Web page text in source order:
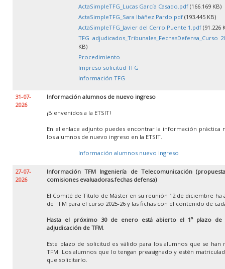
ActaSimpleTFG_Lucas García Casado.pdf (166.169 KB)
ActaSimpleTFG_Sara Ibáñez Pardo.pdf (193.445 KB)
ActaSimpleTFG_Javier del Cerro Puente 1.pdf (91.226
TFG adjudicados_Tribunales_FechasDefensa_Curso
KB)
Procedimiento
Impreso solicitud TFG
Información TFG
31-07-
2026
Información alumnos de nuevo ingreso
¡Bienvenidos a la ETSIT!
En el enlace adjunto puedes encontrar la información práctica
los alumnos de nuevo ingreso en la ETSIT.
Información alumnos nuevo ingreso
27-07-
2026
Información TFM Ingeniería de Telecomunicación
comisiones evaluadoras,fechas defensa)
El Comité de Título de Máster en su reunión 12 de diciembre
de TFM para el curso 2025-26 y las fichas con el contenido de
Hasta el próximo 30 de enero está abierto el 1º plazo
adjudicación de TFM.
Este plazo de solicitud es válido para los alumnos que se han
TFM. Los alumnos que lo tengan preasignado y estén
que solicitarlo.